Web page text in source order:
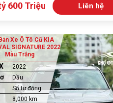
600 Triệu Liên hệ
Xe Ô Tô Cũ KIA
SIGNATURE 2022
Màu Trắng
2022
Dầu
Số tự động
8,000 km